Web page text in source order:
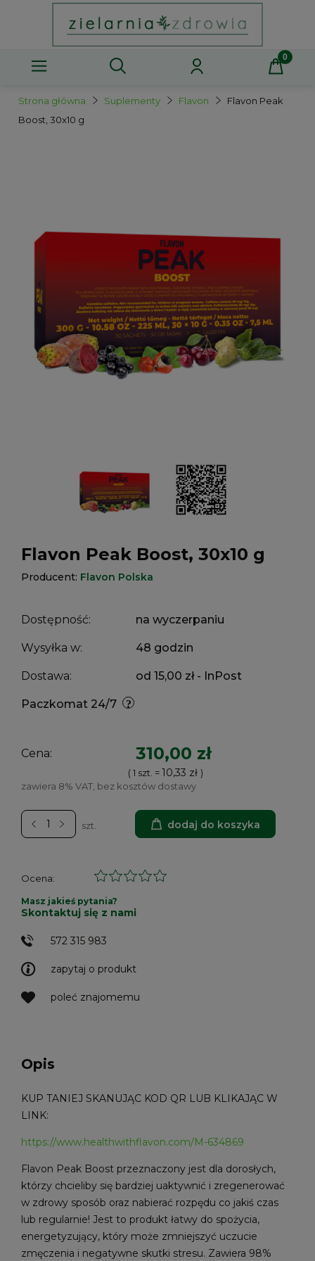
Strona główna Suplementy Flavon
Flavon Peak
Boost, 30x10 g
Flavon Peak Boost, 30x10 g
Producent: Flavon Polska
Dostępność: na wyczerpaniu
Wysyłka w: 48 godzin
Dostawa: od 15,00 zł - InPost
Paczkomat 24/7
Cena: 310,00 zł
( 1 szt. =10,33 zł )
zawiera 8% VAT, bez kosztów dostawy
szt. dodaj do koszyka
Ocena:
zapytaj o produkt
poleć znajomemu
Masz jakieś pytania?
Skontaktuj się z nami
572 315 983
Opis
KUP TANIEJ SKANUJĄC KOD QR LUB KLIKAJĄC W
LINK:
https://www.healthwithflavon.com/M-634869
Flavon Peak Boost przeznaczony jest dla dorosłych,
którzy chcieliby się bardziej uaktywnić i zregenerować
w zdrowy sposób oraz nabierać rozpędu co jakiś czas
lub regularnie! Jest to produkt łatwy do spożycia,
energetyzujący, który może zmniejszyć uczucie
zmęczenia i negatywne skutki stresu. Zawiera 98%